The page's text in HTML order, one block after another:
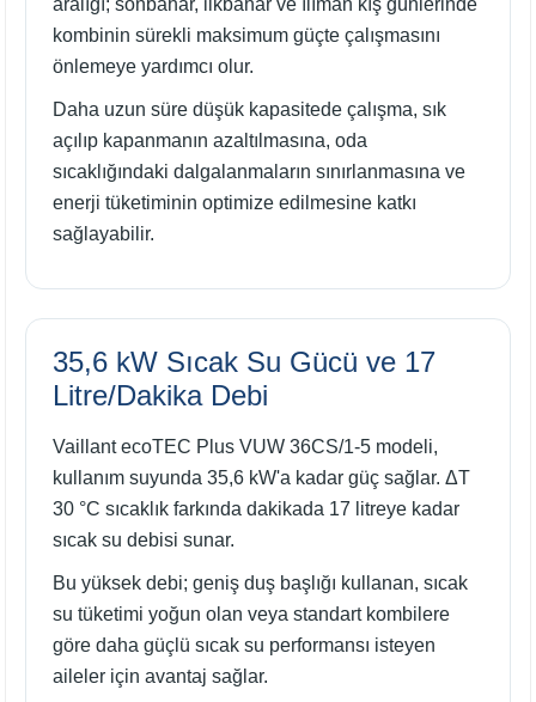
aralığı; sonbahar, ilkbahar ve ılıman kış günlerinde
kombinin sürekli maksimum güçte çalışmasını
önlemeye yardımcı olur.
Daha uzun süre düşük kapasitede çalışma, sık
açılıp kapanmanın azaltılmasına, oda
sıcaklığındaki dalgalanmaların sınırlanmasına ve
enerji tüketiminin optimize edilmesine katkı
sağlayabilir.
35,6 kW Sıcak Su Gücü ve 17
Litre/Dakika Debi
Vaillant ecoTEC Plus VUW 36CS/1-5 modeli,
kullanım suyunda 35,6 kW'a kadar güç sağlar. ΔT
30 °C sıcaklık farkında dakikada 17 litreye kadar
sıcak su debisi sunar.
Bu yüksek debi; geniş duş başlığı kullanan, sıcak
su tüketimi yoğun olan veya standart kombilere
göre daha güçlü sıcak su performansı isteyen
aileler için avantaj sağlar.